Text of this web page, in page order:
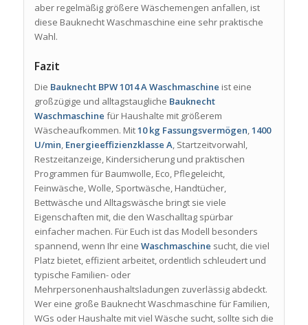
aber regelmäßig größere Wäschemengen anfallen, ist
diese Bauknecht Waschmaschine eine sehr praktische
Wahl.
Fazit
Die Bauknecht BPW 1014 A Waschmaschine ist eine
großzügige und alltagstaugliche Bauknecht
Waschmaschine für Haushalte mit größerem
Wäscheaufkommen. Mit10 kg Fassungsvermögen,1400
U/min, Energieeffizienzklasse A, Startzeitvorwahl,
Restzeitanzeige, Kindersicherung und praktischen
Programmen für Baumwolle, Eco, Pflegeleicht,
Feinwäsche, Wolle, Sportwäsche, Handtücher,
Bettwäsche und Alltagswäsche bringt sie viele
Eigenschaften mit, die den Waschalltag spürbar
einfacher machen. Für Euch ist das Modell besonders
spannend, wenn Ihr eine Waschmaschine sucht, die viel
Platz bietet, effizient arbeitet, ordentlich schleudert und
typische Familien- oder
Mehrpersonenhaushaltsladungen zuverlässig abdeckt.
Wer eine große Bauknecht Waschmaschine für Familien,
WGs oder Haushalte mit viel Wäsche sucht, sollte sich die